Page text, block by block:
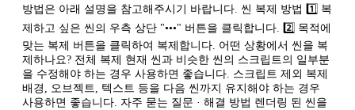
방법은 아래 설명을 참고해주시기 바랍니다. 씬 복제 방법 1️⃣ 복
제하고 싶은 씬의 우측 상단 "•••" 버튼을 클릭합니다. 2️⃣ 목적에
맞는 복제 버튼을 클릭하여 복제합니다. 어떤 상황에서 씬을 복
제하나요? 전체 복제 현재 씬과 비슷한 씬의 스크립트의 일부분
을 수정해야 하는 경우 사용하면 좋습니다. 스크립트 제외 복제
배경, 오브젝트, 텍스트 등을 다음 씬까지 유지해야 하는 경우
사용하면 좋습니다. 자주 묻는 질문 · 해결 방법 렌더링 된 씬을